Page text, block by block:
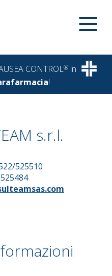
CONTROL® in
!
s.r.l.
525510